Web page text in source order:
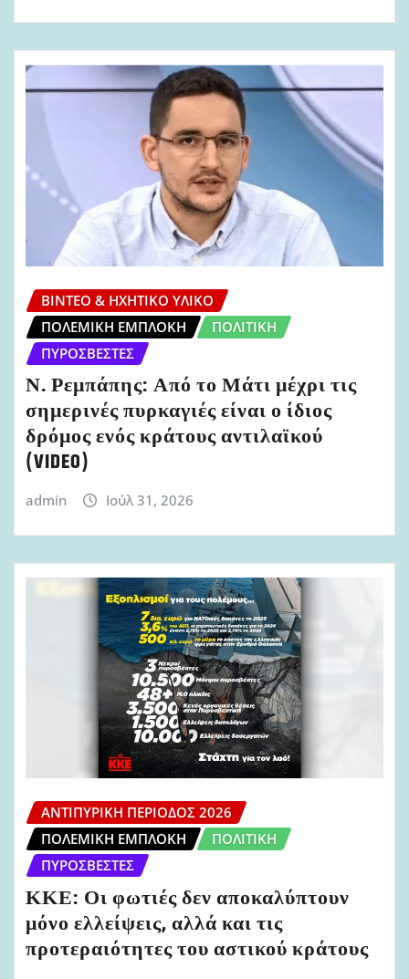
ΒΊΝΤΕΟ & ΗΧΗΤΙΚΌ ΥΛΙΚΌ
ΠΟΛΕΜΙΚΉ ΕΜΠΛΟΚΉ
ΠΟΛΙΤΙΚΉ
ΠΥΡΟΣΒΈΣΤΕΣ
Ν. Ρεμπάπης: Από το Μάτι μέχρι τις
σημερινές πυρκαγιές είναι ο ίδιος
δρόμος ενός κράτους αντιλαϊκού
(VIDEO)
admin Ιούλ 31, 2026
ΑΝΤΙΠΥΡΙΚΉ ΠΕΡΊΟΔΟΣ 2026
ΠΟΛΕΜΙΚΉ ΕΜΠΛΟΚΉ
ΠΟΛΙΤΙΚΉ
ΠΥΡΟΣΒΈΣΤΕΣ
ΚΚΕ: Οι φωτιές δεν αποκαλύπτουν
μόνο ελλείψεις, αλλά και τις
προτεραιότητες του αστικού κράτους